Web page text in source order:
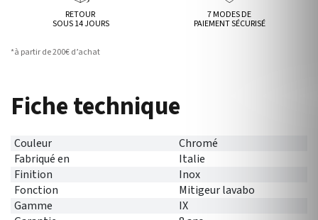
RETOUR
SOUS 14 JOURS
7 MODES DE
PAIEMENT SÉCURISÉ
*à partir de 200€ d’achat
Fiche technique
Couleur
Chromé
Fabriqué en
Italie
Finition
Inox
Fonction
Mitigeur lavabo
Gamme
IX